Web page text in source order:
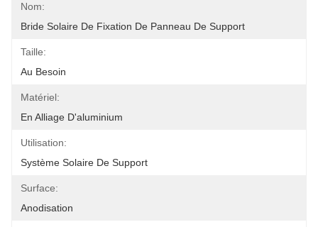
Nom:
Bride Solaire De Fixation De Panneau De Support
Taille:
Au Besoin
Matériel:
En Alliage D'aluminium
Utilisation:
Système Solaire De Support
Surface:
Anodisation